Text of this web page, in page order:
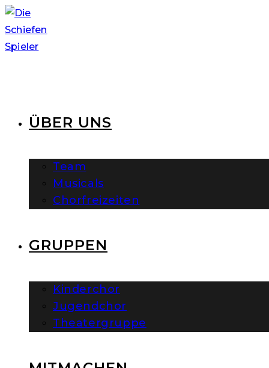
Zum
Inhalt
springen
ÜBER UNS
Team
Musicals
Chorfreizeiten
GRUPPEN
Kinderchor
Jugendchor
Theatergruppe